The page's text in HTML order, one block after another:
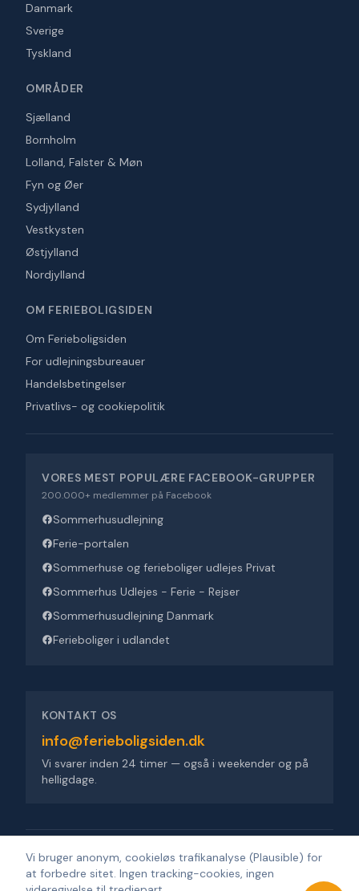
Danmark
Sverige
Tyskland
OMRÅDER
Sjælland
Bornholm
Lolland, Falster & Møn
Fyn og Øer
Sydjylland
Vestkysten
Østjylland
Nordjylland
OM FERIEBOLIGSIDEN
Om Ferieboligsiden
For udlejningsbureauer
Handelsbetingelser
Privatlivs- og cookiepolitik
VORES MEST POPULÆRE FACEBOOK-GRUPPER
200.000+ medlemmer på Facebook
Sommerhusudlejning
Ferie-portalen
Sommerhuse og ferieboliger udlejes Privat
Sommerhus Udlejes - Ferie - Rejser
Sommerhusudlejning Danmark
Ferieboliger i udlandet
KONTAKT OS
info@ferieboligsiden.dk
Vi svarer inden 24 timer — også i weekender og på
helligdage.
Ferieboligsiden ApS·Trigevej 9, 8382 Hinnerup ·CVR 36909676
© 2026Ferieboligsiden.Alle rettigheder forbeholdes.
Udviklet af
Vi bruger anonym, cookieløs trafikanalyse (Plausible) for
at forbedre sitet. Ingen tracking-cookies, ingen